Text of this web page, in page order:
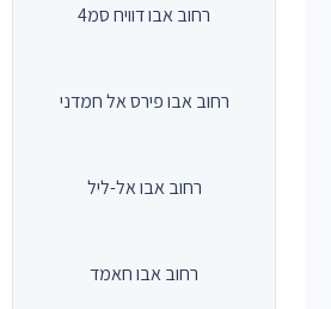
רחוב אבו דוויח סמ4
רחוב אבו פירס אל חמדני
רחוב אבו אל-ליל
רחוב אבו חאמד